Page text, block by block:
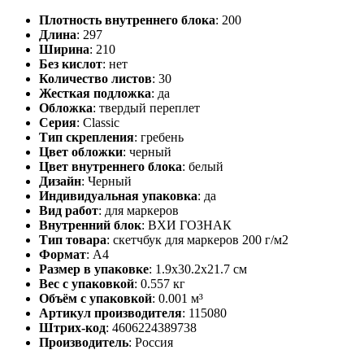
Плотность внутреннего блока: 200
Длина: 297
Ширина: 210
Без кислот: нет
Количество листов: 30
Жесткая подложка: да
Обложка: твердый переплет
Серия: Classic
Тип скрепления: гребень
Цвет обложки: черный
Цвет внутреннего блока: белый
Дизайн: Черный
Индивидуальная упаковка: да
Вид работ: для маркеров
Внутренний блок: ВХИ ГОЗНАК
Тип товара: скетчбук для маркеров 200 г/м2
Формат: А4
Размер в упаковке: 1.9x30.2x21.7 см
Вес с упаковкой: 0.557 кг
Объём с упаковкой: 0.001 м³
Артикул производителя: 115080
Штрих-код: 4606224389738
Производитель: Россия